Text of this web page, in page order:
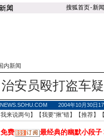
搜狐首页-新闻
内新闻
安员殴打盗车
NEWS.SOHU.COM 2004年10月30日
我来说两句 】【我要“揪”错】【推荐】
免费 最经典的幽默小段子